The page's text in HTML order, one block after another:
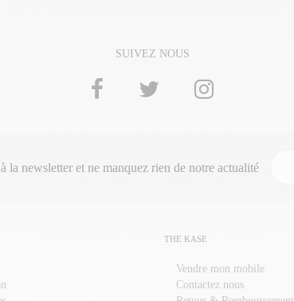
SUIVEZ NOUS
la newsletter et ne manquez rien de notre actualité
THE KASE
Vendre mon mobile
Contactez nous